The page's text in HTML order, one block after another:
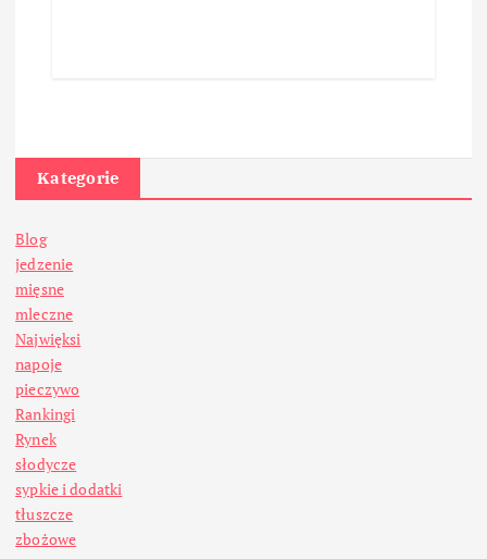
Kategorie
Blog
jedzenie
mięsne
mleczne
Najwięksi
napoje
pieczywo
Rankingi
Rynek
słodycze
sypkie i dodatki
tłuszcze
zbożowe